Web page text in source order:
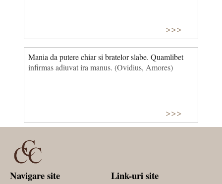
>>>
Mania da putere chiar si bratelor slabe. Quamlibet
infirmas adiuvat ira manus. (Ovidius, Amores)
>>>
Navigare site Link-uri site